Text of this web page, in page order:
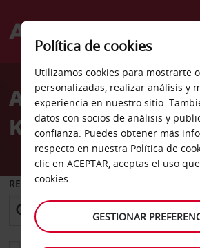
Welcome
AvisAlquiler de
Kunming
RECOGER EN
Política de cookies
Utilizamos cookies para mostrarte
personalizadas, realizar análisis y
experiencia en nuestro sitio.
datos con socios de análisis y
confianza. Puedes obtener más
respecto en nuestra Política de
clic en ACEPTAR, aceptas el uso
cookies.
GESTIONAR